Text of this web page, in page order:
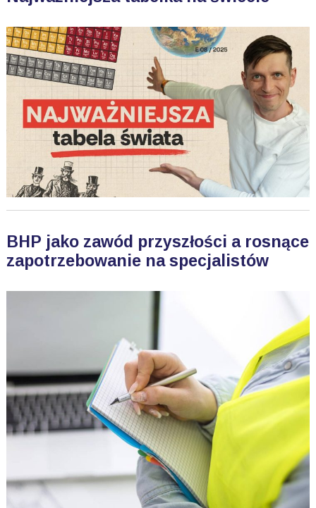
BHP jako zawód przyszłości a rosnące
zapotrzebowanie na specjalistów